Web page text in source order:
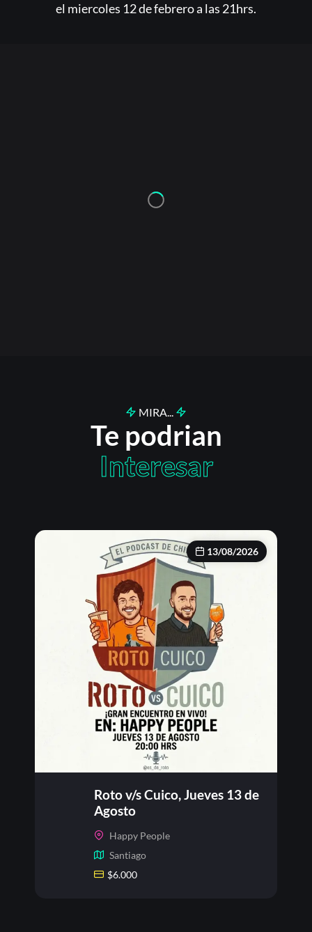
el miercoles 12 de febrero a las 21hrs.
MIRA...
Te podrian
Interesar
13/08/2026
Roto v/s Cuico, Jueves 13 de
Agosto
Happy People
Santiago
$6.000